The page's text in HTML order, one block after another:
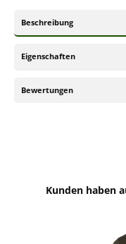
Beschreibung
Eigenschaften
Bewertungen
Produktgalerie
Kunden haben